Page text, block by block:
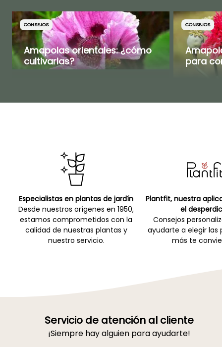
CONSEJOS
Amapolas orientales: ¿cómo
cultivarlas?
CONSEJOS
para
Especialistas en plantas de jardín
Desde nuestros orígenes en 1950,
estamos comprometidos con la
calidad de nuestras plantas y
nuestro servicio.
Plantfit, nuestra
el
Consejos
ayudarte a elegir las
más te
Servicio de atención al cliente
¡Siempre hay alguien para ayudarte!